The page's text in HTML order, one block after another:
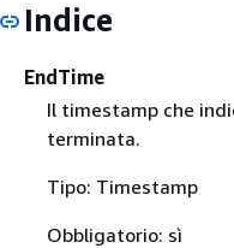
Indice
EndTime
Il timestamp che
terminata.
Tipo: Timestamp
Obbligatorio: sì